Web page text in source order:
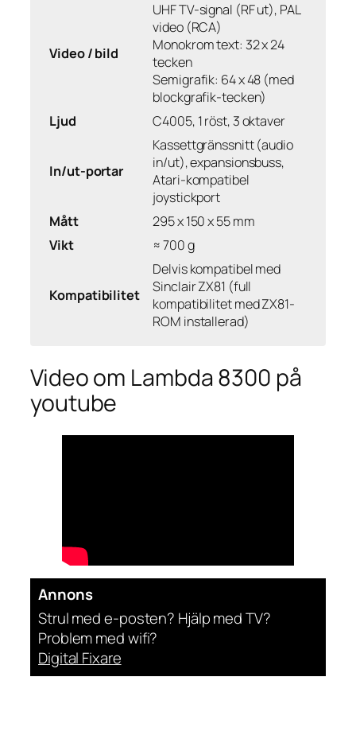
Video / bild
UHF TV-signal (RF ut), PAL
video (RCA)
Monokrom text: 32 x 24
tecken
Semigrafik: 64 x 48 (med
blockgrafik-tecken)
Ljud
C4005, 1 röst, 3 oktaver
In/ut-portar
Kassettgränssnitt (audio
in/ut), expansionsbuss,
Atari-kompatibel
joystickport
Mått
295 x 150 x 55 mm
Vikt
≈ 700 g
Kompatibilitet
Delvis kompatibel med
Sinclair ZX81 (full
kompatibilitet med ZX81-
ROM installerad)
Video om Lambda 8300 på
youtube
Annons
Strul med e-posten? Hjälp med TV?
Problem med wifi?
Digital Fixare